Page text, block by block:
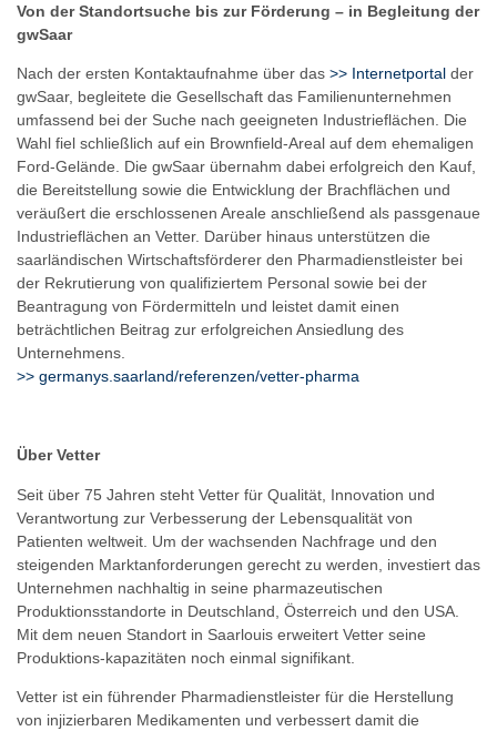
Von der Standortsuche bis zur Förderung – in Begleitung der
gwSaar
Nach der ersten Kontaktaufnahme über das >> Internetportal der
gwSaar, begleitete die Gesellschaft das Familienunternehmen
umfassend bei der Suche nach geeigneten Industrieflächen. Die
Wahl fiel schließlich auf ein Brownfield-Areal auf dem ehemaligen
Ford-Gelände. Die gwSaar übernahm dabei erfolgreich den Kauf,
die Bereitstellung sowie die Entwicklung der Brachflächen und
veräußert die erschlossenen Areale anschließend als passgenaue
Industrieflächen an Vetter. Darüber hinaus unterstützen die
saarländischen Wirtschaftsförderer den Pharmadienstleister bei
der Rekrutierung von qualifiziertem Personal sowie bei der
Beantragung von Fördermitteln und leistet damit einen
beträchtlichen Beitrag zur erfolgreichen Ansiedlung des
Unternehmens.
>> germanys.saarland/referenzen/vetter-pharma
Über Vetter
Seit über 75 Jahren steht Vetter für Qualität, Innovation und
Verantwortung zur Verbesserung der Lebensqualität von
Patienten weltweit. Um der wachsenden Nachfrage und den
steigenden Marktanforderungen gerecht zu werden, investiert das
Unternehmen nachhaltig in seine pharmazeutischen
Produktionsstandorte in Deutschland, Österreich und den USA.
Mit dem neuen Standort in Saarlouis erweitert Vetter seine
Produktions-kapazitäten noch einmal signifikant.
Vetter ist ein führender Pharmadienstleister für die Herstellung
von injizierbaren Medikamenten und verbessert damit die